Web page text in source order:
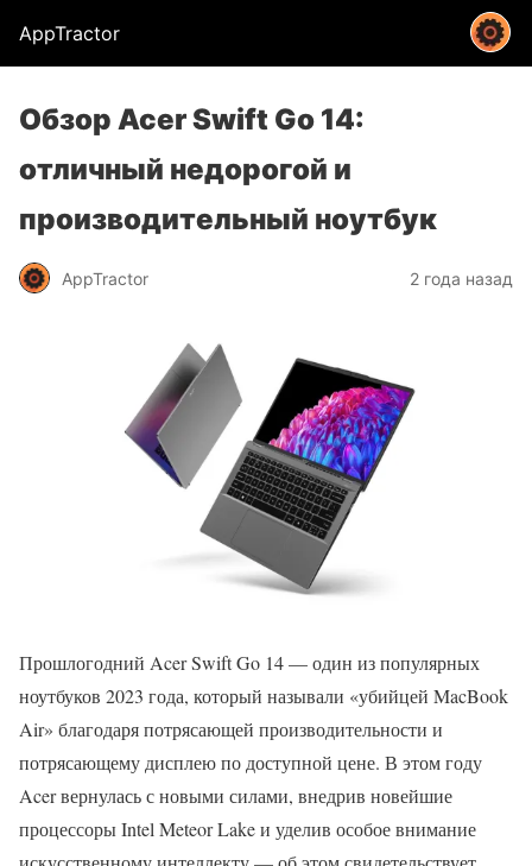
AppTractor
Обзор Acer Swift Go 14:
отличный недорогой и
производительный ноутбук
AppTractor 2 года назад
Прошлогодний Acer Swift Go 14 — один из популярных
ноутбуков 2023 года, который называли «убийцей MacBook
Air» благодаря потрясающей производительности и
потрясающему дисплею по доступной цене. В этом году
Acer вернулась с новыми силами, внедрив новейшие
процессоры Intel Meteor Lake и уделив особое внимание